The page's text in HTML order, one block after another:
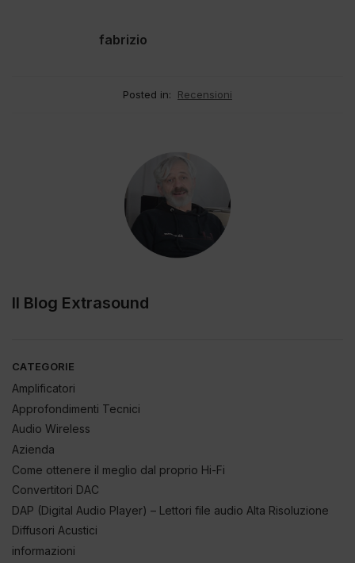
fabrizio
Posted in: Recensioni
Il Blog Extrasound
CATEGORIE
Amplificatori
Approfondimenti Tecnici
Audio Wireless
Azienda
Come ottenere il meglio dal proprio Hi-Fi
Convertitori DAC
DAP (Digital Audio Player) – Lettori file audio Alta Risoluzione
Diffusori Acustici
informazioni